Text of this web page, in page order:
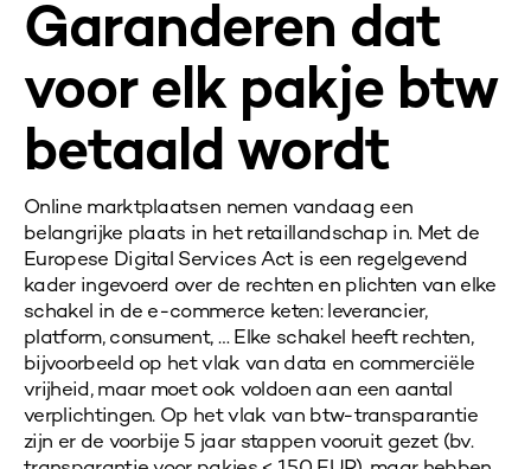
Garanderen dat
voor elk pakje btw
betaald wordt
Online marktplaatsen nemen vandaag een
belangrijke plaats in het retaillandschap in. Met de
Europese Digital Services Act is een regelgevend
kader ingevoerd over de rechten en plichten van elke
schakel in de e-commerce keten: leverancier,
platform, consument, … Elke schakel heeft rechten,
bijvoorbeeld op het vlak van data en commerciële
vrijheid, maar moet ook voldoen aan een aantal
verplichtingen. Op het vlak van btw-transparantie
zijn er de voorbije 5 jaar stappen vooruit gezet (bv.